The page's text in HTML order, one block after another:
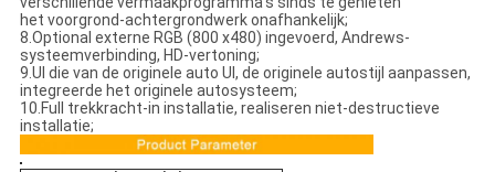
het voorgrond-achtergrondwerk onafhankelijk;
8.Optional externe RGB (800 x480) ingevoerd, Andrews-
systeemverbinding, HD-vertoning;
9.UI die van de originele auto UI, de originele autostijl aanpassen,
integreerde het originele autosysteem;
10.Full trekkracht-in installatie, realiseren niet-destructieve
installatie;